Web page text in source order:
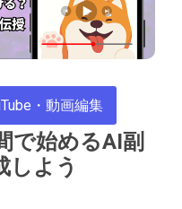
・動画編集
で始めるAI副
しよう